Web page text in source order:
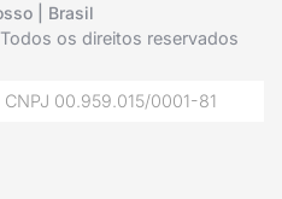
| Brasil
os direitos reservados
CNPJ 00.959.015/0001-81